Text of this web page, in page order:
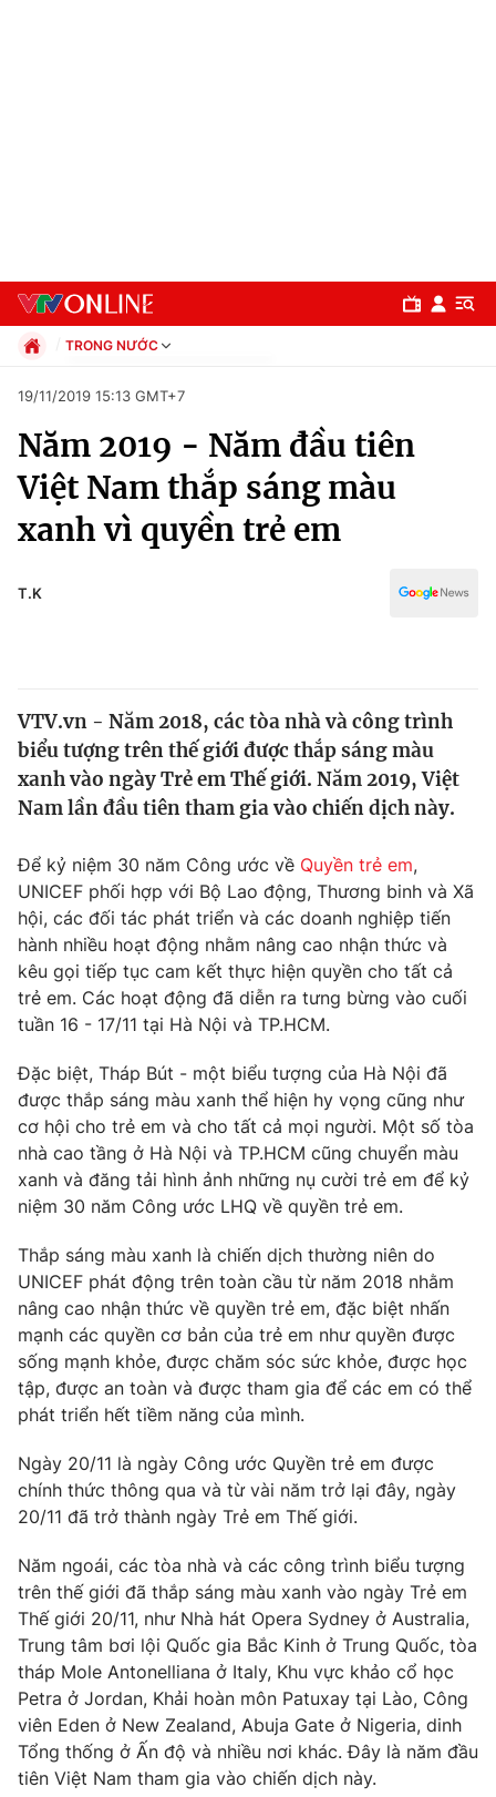
Chuyên mục
Chính trị
Thế giới
Tin tức
Thế giới đó đây
Câu chuyện quốc tế
Tài chính
Thị trường
Góc doanh nghiệp
Dữ liệu và đời sống
Truyền hình
Phim VTV
Nhân vật
Khán giả
Giải sao mai
Giải trí
Điện ảnh
Âm nhạc
Sao
Đời sống
Du lịch
Làm đẹp
Chất lượng cuộc sống
Giáo dục
Tuyển sinh
Công nghệ
Hitech Công nghệ tương lai
Sản phẩm
Thị trường
Tư vấn
Giao lưu trực tuyến
Lịch phát sóng
Chuyên mục khác
Emagazine Podcast
Photo Infographic
Video Shorts video
VTV Money VTV Thể thao
VTV Sức khoẻ Bất động sản
Thị trường 24h Tấm lòng Việt
TRONG NƯỚC
Xã hội
Pháp luật
Thể thao
Truyền hình
Văn hóa - Giải trí
19/11/2019 15:13 GMT+7
Năm 2019 - Năm đầu tiên
Việt Nam thắp sáng màu
xanh vì quyền trẻ em
T.K
VTV.vn - Năm 2018, các tòa nhà và công trình
biểu tượng trên thế giới được thắp sáng màu
xanh vào ngày Trẻ em Thế giới. Năm 2019, Việt
Nam lần đầu tiên tham gia vào chiến dịch này.
Để kỷ niệm 30 năm Công ước về Quyền trẻ em,
UNICEF phối hợp với Bộ Lao động, Thương binh và Xã
hội, các đối tác phát triển và các doanh nghiệp tiến
hành nhiều hoạt động nhằm nâng cao nhận thức và
kêu gọi tiếp tục cam kết thực hiện quyền cho tất cả
trẻ em. Các hoạt động đã diễn ra tưng bừng vào cuối
tuần 16 - 17/11 tại Hà Nội và TP.HCM.
Đặc biệt, Tháp Bút - một biểu tượng của Hà Nội đã
được thắp sáng màu xanh thể hiện hy vọng cũng như
cơ hội cho trẻ em và cho tất cả mọi người. Một số tòa
nhà cao tầng ở Hà Nội và TP.HCM cũng chuyển màu
xanh và đăng tải hình ảnh những nụ cười trẻ em để kỷ
niệm 30 năm Công ước LHQ về quyền trẻ em.
Thắp sáng màu xanh là chiến dịch thường niên do
UNICEF phát động trên toàn cầu từ năm 2018 nhằm
nâng cao nhận thức về quyền trẻ em, đặc biệt nhấn
mạnh các quyền cơ bản của trẻ em như quyền được
sống mạnh khỏe, được chăm sóc sức khỏe, được học
tập, được an toàn và được tham gia để các em có thể
phát triển hết tiềm năng của mình.
Ngày 20/11 là ngày Công ước Quyền trẻ em được
chính thức thông qua và từ vài năm trở lại đây, ngày
20/11 đã trở thành ngày Trẻ em Thế giới.
Năm ngoái, các tòa nhà và các công trình biểu tượng
trên thế giới đã thắp sáng màu xanh vào ngày Trẻ em
Thế giới 20/11, như Nhà hát Opera Sydney ở Australia,
Trung tâm bơi lội Quốc gia Bắc Kinh ở Trung Quốc, tòa
tháp Mole Antonelliana ở Italy, Khu vực khảo cổ học
Petra ở Jordan, Khải hoàn môn Patuxay tại Lào, Công
viên Eden ở New Zealand, Abuja Gate ở Nigeria, dinh
Tổng thống ở Ấn độ và nhiều nơi khác. Đây là năm đầu
tiên Việt Nam tham gia vào chiến dịch này.